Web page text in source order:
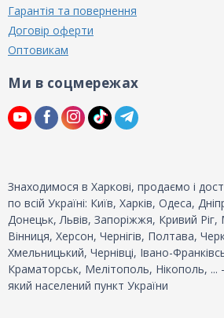
Гарантія та повернення
Договір оферти
Оптовикам
Ми в соцмережах
Знаходимося в Харкові, продаємо і
по всій Україні: Київ, Харків, Одеса,
Донецьк, Львів, Запоріжжя, Кривий
Вінниця, Херсон, Чернігів, Полтава,
Хмельницький, Чернівці, Івано-
Краматорськ, Мелітополь, Нікополь,
який населений пункт України